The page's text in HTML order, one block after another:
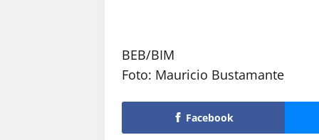
BEB/BIM
Foto: Mauricio Bustamante
Facebook